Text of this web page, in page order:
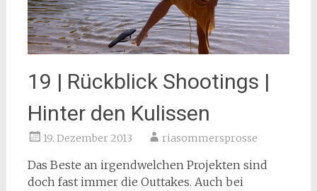
19 | Rückblick Shootings |
Hinter den Kulissen
19. Dezember 2013 riasommersprosse
Das Beste an irgendwelchen Projekten sind
doch fast immer die Outtakes. Auch bei